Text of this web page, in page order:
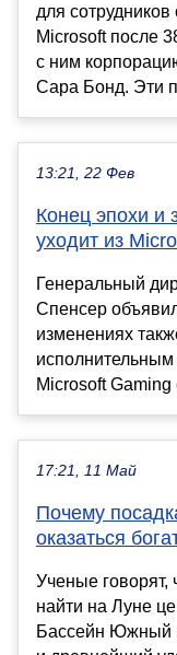
для
Microsoft после
с ним
Сара Бонд. Эти
13:21, 22 Фев
Конец эпохи и
уходит из
Генеральный
Спенсер
изменениях
Microsoft
17:21, 11 Май
Почему
оказаться
Ученые говорят,
найти на Луне
Бассейн Южный